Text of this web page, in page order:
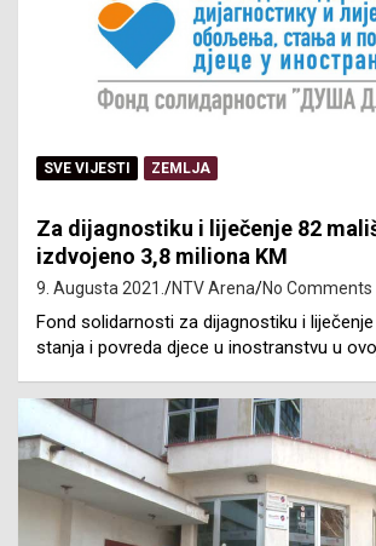
SVE VIJESTI ZEMLJA
Za dijagnostiku i liječenje 82
izdvojeno 3,8 miliona KM
9. Augusta 2021. NTV Arena No Comments
Fond solidarnosti za dijagnostiku i
stanja i povreda djece u inostranstvu u